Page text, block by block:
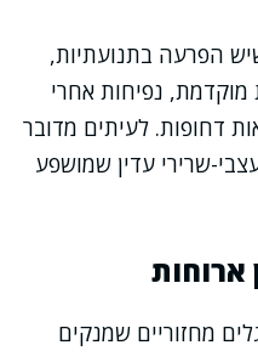
הפרעה בתנועתיות,
נפיחות אחרי
דחופות. לעיתים מדובר
שרירי עדין שמושפע
ארוחות
מחזוריים שמנקים